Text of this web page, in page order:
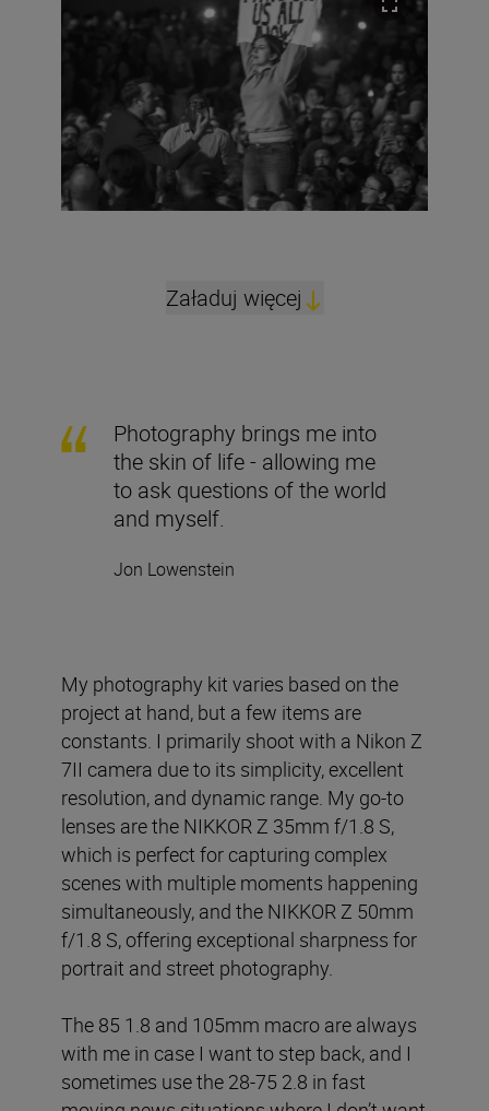
Załaduj więcej
Photography brings me into
the skin of life - allowing me
to ask questions of the world
and myself.
Jon Lowenstein
My photography kit varies based on the
project at hand, but a few items are
constants. I primarily shoot with a Nikon Z
7II camera due to its simplicity, excellent
resolution, and dynamic range. My go-to
lenses are the NIKKOR Z 35mm f/1.8 S,
which is perfect for capturing complex
scenes with multiple moments happening
simultaneously, and the NIKKOR Z 50mm
f/1.8 S, offering exceptional sharpness for
portrait and street photography.
The 85 1.8 and 105mm macro are always
with me in case I want to step back, and I
sometimes use the 28-75 2.8 in fast